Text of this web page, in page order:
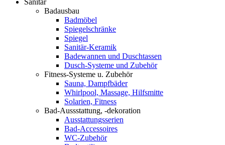
Sanitär
Badausbau
Badmöbel
Spiegelschränke
Spiegel
Sanitär-Keramik
Badewannen und Duschtassen
Dusch-Systeme und Zubehör
Fitness-Systeme u. Zubehör
Sauna, Dampfbäder
Whirlpool, Massage, Hilfsmitte
Solarien, Fitness
Bad-Aussstattung, -dekoration
Ausstattungsserien
Bad-Accessoires
WC-Zubehör